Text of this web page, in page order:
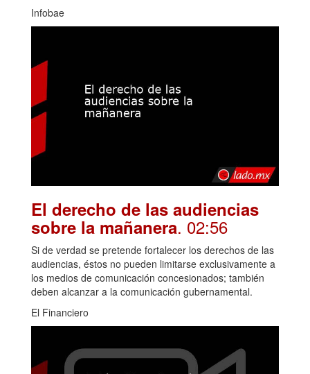
Infobae
El derecho de las audiencias
sobre la mañanera. 02:56
Si de verdad se pretende fortalecer los derechos de las
audiencias, éstos no pueden limitarse exclusivamente a
los medios de comunicación concesionados; también
deben alcanzar a la comunicación gubernamental.
El Financiero